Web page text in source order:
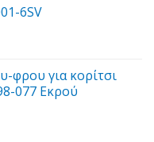
6SV
φρου για κορίτσι
077 Εκρού